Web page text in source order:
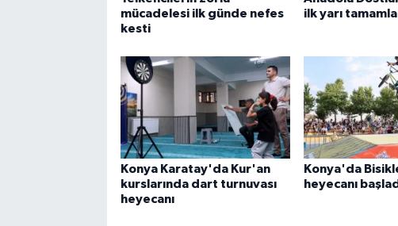
mücadelesi ilk günde nefes
kesti
ilk yarı
Konya Karatay'da Kur'an
kurslarında dart turnuvası
heyecanı
Konya'da
heyecanı